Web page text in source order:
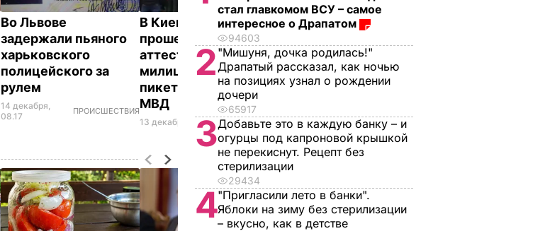
Во Львове
задержали пьяного
харьковского
полицейского за
рулем
14 декабря,
08.17
ПРОИСШЕСТВИЯ
В Киеве не
прошедшие
аттестацию
милиционеры
пикетируют здание
МВД
13 декабря, 11.39ПОЛИТИКА
В Киеве полиция
против человека с
двумя гранатами
12 декабря, 18.45 СОБЫТИЯ
стал главкомом ВСУ – самое
интересное о Драпатом
94603
2 "Мишуня, дочка родилась!"
Драпатый рассказал, как ночью
на позициях узнал о рождении
дочери
65917
3Добавьте это в каждую банку – и
огурцы под капроновой крышкой
не перекиснут. Рецепт без
стерилизации
29434
4"Пригласили лето в банки".
Яблоки на зиму без стерилизации
– вкусно, как в детстве